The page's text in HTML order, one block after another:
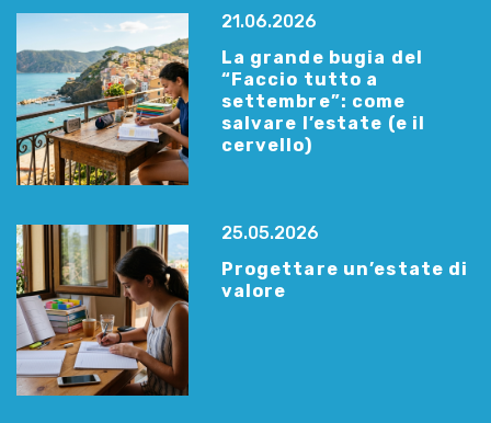
21.06.2026
La grande bugia del
“Faccio tutto a
settembre”: come
salvare l’estate (e il
cervello)
25.05.2026
Progettare un’estate di
valore